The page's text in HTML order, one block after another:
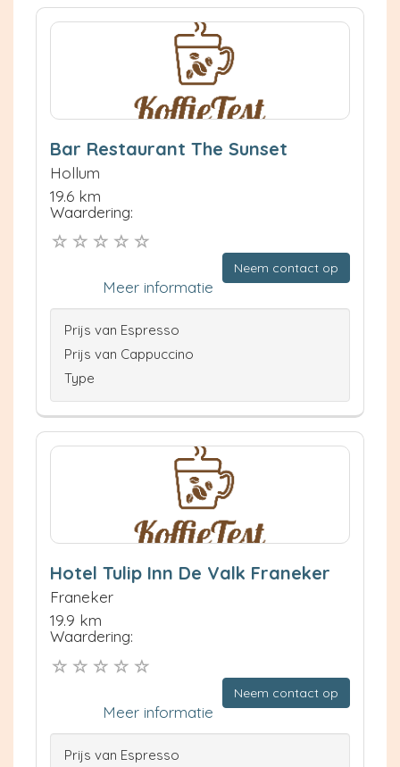
Bar Restaurant The Sunset
Hollum
19.6 km
Waardering:
Neem contact op
Meer informatie
Prijs van Espresso
Prijs van Cappuccino
Type
Hotel Tulip Inn De Valk Franeker
Franeker
19.9 km
Waardering:
Neem contact op
Meer informatie
Prijs van Espresso